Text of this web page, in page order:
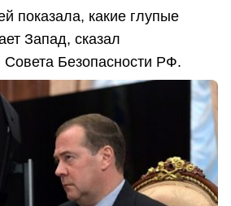
показала, какие глупые
Запад, сказал
Совета Безопасности РФ.